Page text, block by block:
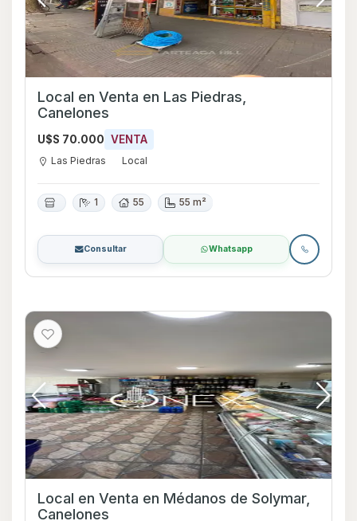
Local en Venta en Las Piedras,
Canelones
U$S 70.000 VENTA
Las Piedras Local
1 55 55 m²
Consultar Whatsapp
Local en Venta en Médanos de Solymar,
Canelones